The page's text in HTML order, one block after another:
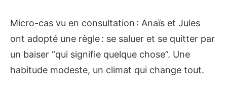
Micro-cas vu en consultation : Anaïs et Jules
ont adopté une règle : se saluer et se quitter par
un baiser “qui signifie quelque chose”. Une
habitude modeste, un climat qui change tout.